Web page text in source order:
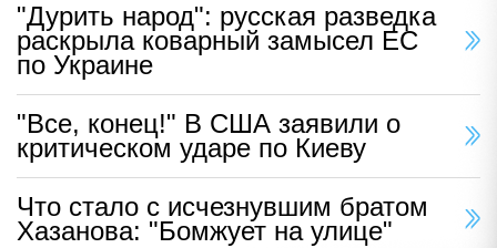
"Дурить народ": русская разведка
раскрыла коварный замысел ЕС
по Украине
"Все, конец!" В США заявили о
критическом ударе по Киеву
Что стало с исчезнувшим братом
Хазанова: "Бомжует на улице"